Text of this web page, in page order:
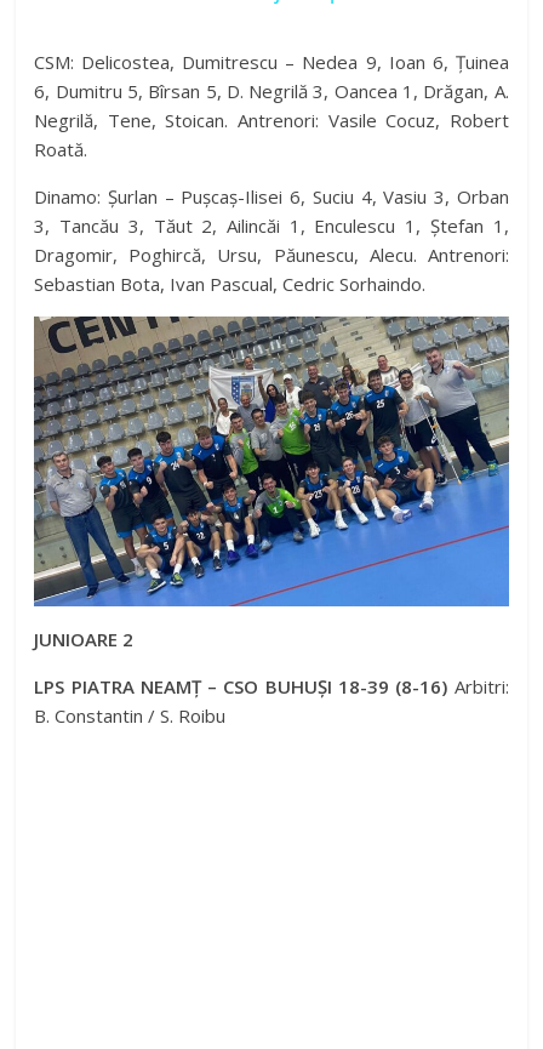
y
i
d
e
o
CSM: Delicostea, Dumitrescu – Nedea 9, Ioan 6, Țuinea
6, Dumitru 5, Bîrsan 5, D. Negrilă 3, Oancea 1, Drăgan, A.
Negrilă, Tene, Stoican. Antrenori: Vasile Cocuz, Robert
Roată.
Dinamo: Șurlan – Pușcaș-Ilisei 6, Suciu 4, Vasiu 3, Orban
3, Tancău 3, Tăut 2, Ailincăi 1, Enculescu 1, Ștefan 1,
Dragomir, Poghircă, Ursu, Păunescu, Alecu. Antrenori:
Sebastian Bota, Ivan Pascual, Cedric Sorhaindo.
JUNIOARE 2
LPS PIATRA NEAMȚ – CSO BUHUȘI 18-39 (8-16) Arbitri:
B. Constantin / S. Roibu